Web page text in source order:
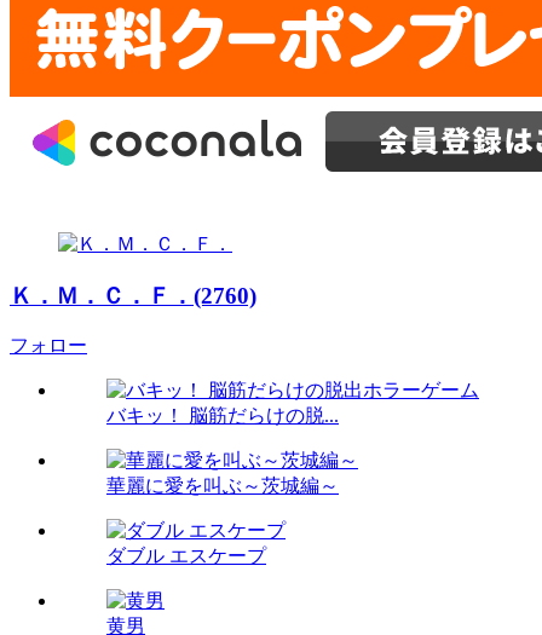
Ｋ．Ｍ．Ｃ．Ｆ．(2760)
フォロー
バキッ！ 脳筋だらけの脱...
華麗に愛を叫ぶ～茨城編～
ダブル エスケープ
黄男